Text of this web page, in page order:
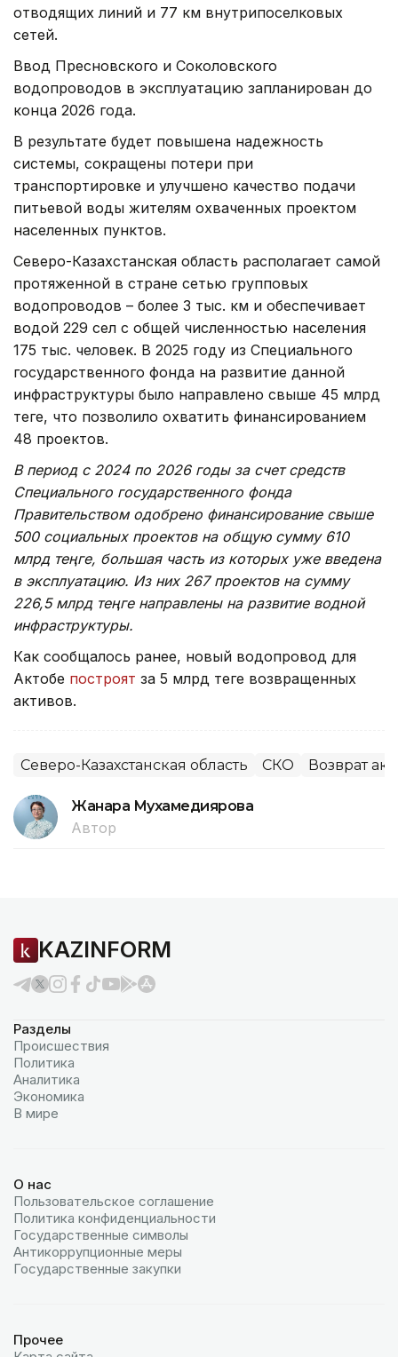
отводящих линий и 77 км внутрипоселковых
сетей.
Ввод Пресновского и Соколовского
водопроводов в эксплуатацию запланирован до
конца 2026 года.
В результате будет повышена надежность
системы, сокращены потери при
транспортировке и улучшено качество подачи
питьевой воды жителям охваченных проектом
населенных пунктов.
Северо-Казахстанская область располагает самой
протяженной в стране сетью групповых
водопроводов – более 3 тыс. км и обеспечивает
водой 229 сел с общей численностью населения
175 тыс. человек. В 2025 году из Специального
государственного фонда на развитие данной
инфраструктуры было направлено свыше 45 млрд
теңге, что позволило охватить финансированием
48 проектов.
В период с 2024 по 2026 годы за счет средств
Специального государственного фонда
Правительством одобрено финансирование свыше
500 социальных проектов на общую сумму 610
млрд теңге, большая часть из которых уже введена
в эксплуатацию. Из них 267 проектов на сумму
226,5 млрд теңге направлены на развитие водной
инфраструктуры.
Как сообщалось ранее, новый водопровод для
Актобе построят за 5 млрд теңге возвращенных
активов.
Северо-Казахстанская область СКО Возврат
Жанара Мухамедиярова
Автор
KAZINFORM
Разделы
Происшествия
Политика
Аналитика
Экономика
В мире
О нас
Пользовательское соглашение
Политика конфиденциальности
Государственные символы
Антикоррупционные меры
Государственные закупки
Прочее